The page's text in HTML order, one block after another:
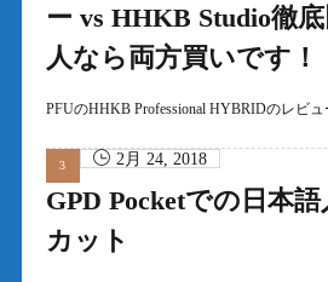
ー vs HHKB Studio徹
人なら両方買いです！
PFUのHHKB Professional HYBRIDのレビ
2月 24, 2018
GPD Pocketでの日本
カット